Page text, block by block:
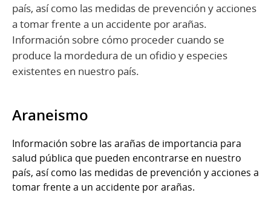
país, así como las medidas de prevención y acciones
a tomar frente a un accidente por arañas.
Información sobre cómo proceder cuando se
produce la mordedura de un ofidio y especies
existentes en nuestro país.
Araneismo
Información sobre las arañas de importancia para
salud pública que pueden encontrarse en nuestro
país, así como las medidas de prevención y acciones a
tomar frente a un accidente por arañas.